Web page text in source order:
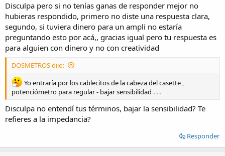
Disculpa pero si no tenías ganas de responder mejor no
hubieras respondido, primero no diste una respuesta clara,
segundo, si tuviera dinero para un ampli no estaría
preguntando esto por acá,, gracias igual pero tu respuesta es
para alguien con dinero y no con creatividad
DOSMETROS dijo:
Yo entraría por los cablecitos de la cabeza del casette ,
potenciómetro para regular - bajar sensibilidad . . .
Disculpa no entendí tus términos, bajar la sensibilidad? Te
refieres a la impedancia?
Responder